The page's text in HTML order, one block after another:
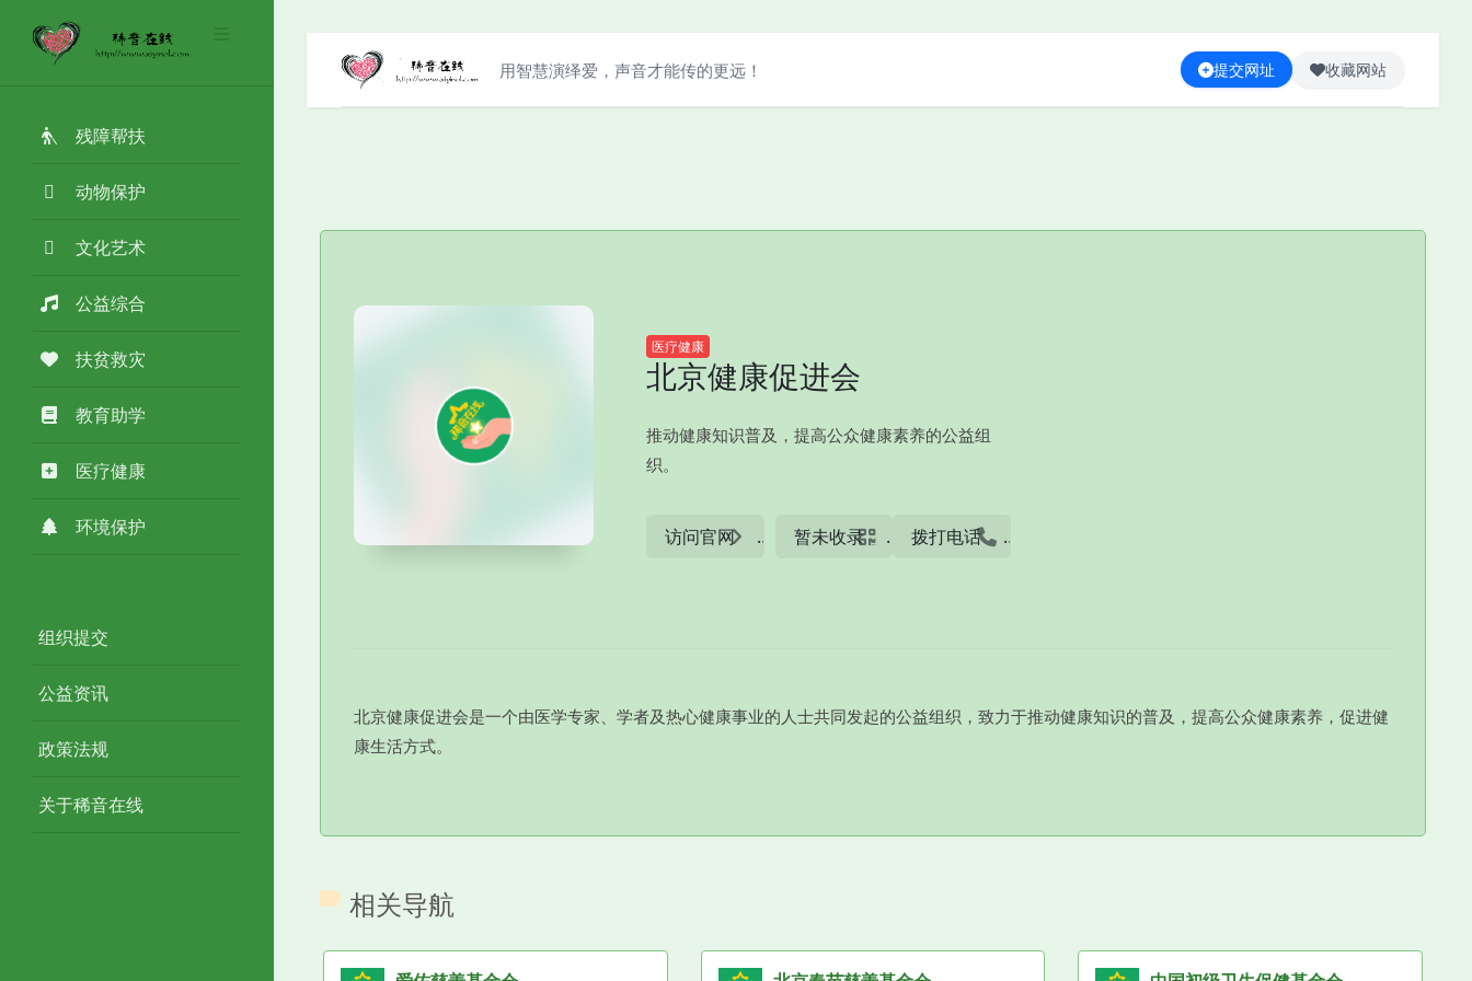
残障帮扶
动物保护
文化艺术
公益综合
扶贫救灾
教育助学
医疗健康
环境保护
组织提交
公益资讯
政策法规
关于稀音在线
用智慧演绎爱，声音才能传的更远！ 提交网址 收藏网站
医疗健康
北京健康促进会
推动健康知识普及，提高公众健康素养的公益组
织。
访问官网 暂未收录 拨打电话
北京健康促进会是一个由医学专家、学者及热心健康事业的人士共同发起的公益组织，致力于推动健康知识的普及，提高公众健康素养，促进健
康生活方式。
相关导航